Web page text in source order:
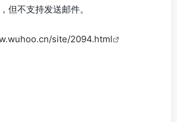
但不支持发送邮件。
site/2094.html